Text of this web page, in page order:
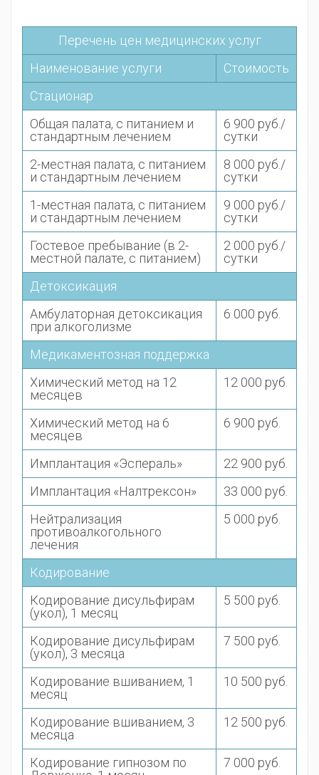
Перечень цен медицинских услуг
Наименование услуги
Стоимость
Стационар
Общая палата, с питанием и
стандартным лечением
6 900 руб./
сутки
2-местная палата, с питанием
и стандартным лечением
8 000 руб./
сутки
1-местная палата, с питанием
и стандартным лечением
9 000 руб./
сутки
Гостевое пребывание (в 2-
местной палате, с питанием)
2 000 руб./
сутки
Детоксикация
Амбулаторная детоксикация
при алкоголизме
6 000 руб.
Медикаментозная поддержка
Химический метод на 12
месяцев
12 000 руб.
Химический метод на 6
месяцев
6 900 руб.
Имплантация «Эспераль»
22 900 руб.
Имплантация «Налтрексон»
33 000 руб.
Нейтрализация
противоалкогольного
лечения
5 000 руб.
Кодирование
Кодирование дисульфирам
(укол), 1 месяц
5 500 руб.
Кодирование дисульфирам
(укол), 3 месяца
7 500 руб.
Кодирование вшиванием, 1
месяц
10 500 руб.
Кодирование вшиванием, 3
месяца
12 500 руб.
Кодирование гипнозом по
7 000 руб.